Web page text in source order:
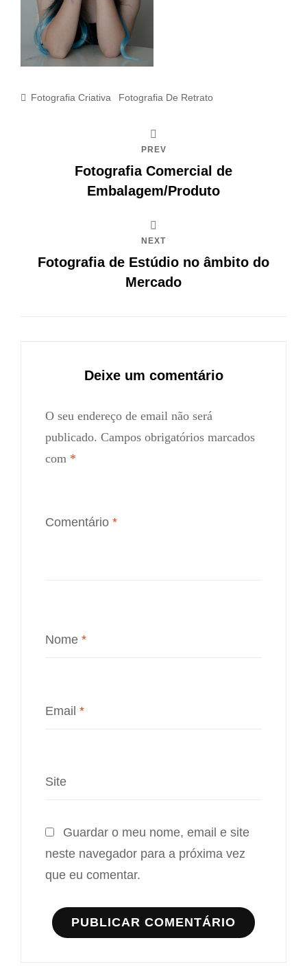
Categories
Fotografia Criativa Fotografia De Retrato
PREV
Fotografia Comercial de
Embalagem/Produto
NEXT
Fotografia de Estúdio no âmbito do
Mercado
Deixe um comentário
O seu endereço de email não será
publicado. Campos obrigatórios marcados
com *
Comentário *
Nome *
Email *
Site
Guardar o meu nome, email e site
neste navegador para a próxima vez
que eu comentar.